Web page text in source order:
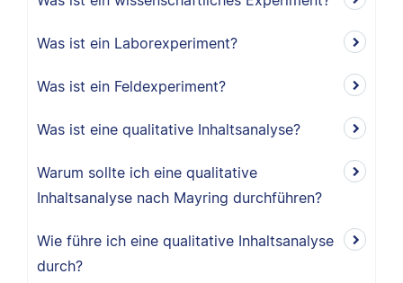
Was ist ein Laborexperiment?
Was ist ein Feldexperiment?
Was ist eine qualitative Inhaltsanalyse?
Warum sollte ich eine qualitative
Inhaltsanalyse nach Mayring durchführen?
Wie führe ich eine qualitative Inhaltsanalyse
durch?